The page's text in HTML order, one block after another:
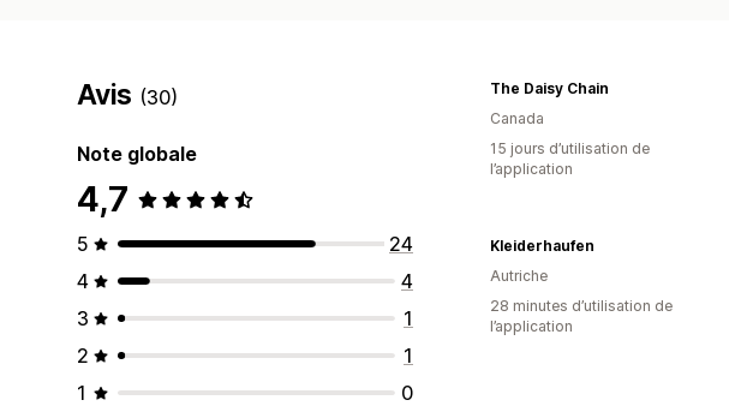
Avis (30)
Note globale
4,7
5
24
4
4
3
1
2
1
1
0
The Daisy Chain
Canada
15 jours d’utilisation de
l’application
Kleiderhaufen
Autriche
28 minutes d’utilisation de
l’application